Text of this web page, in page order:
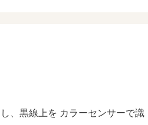
、黒線上を カラーセンサーで識